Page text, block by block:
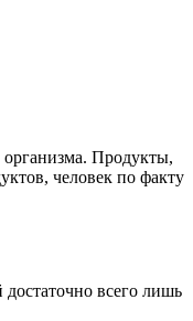
организма. Продукты,
человек по факту
всего лишь